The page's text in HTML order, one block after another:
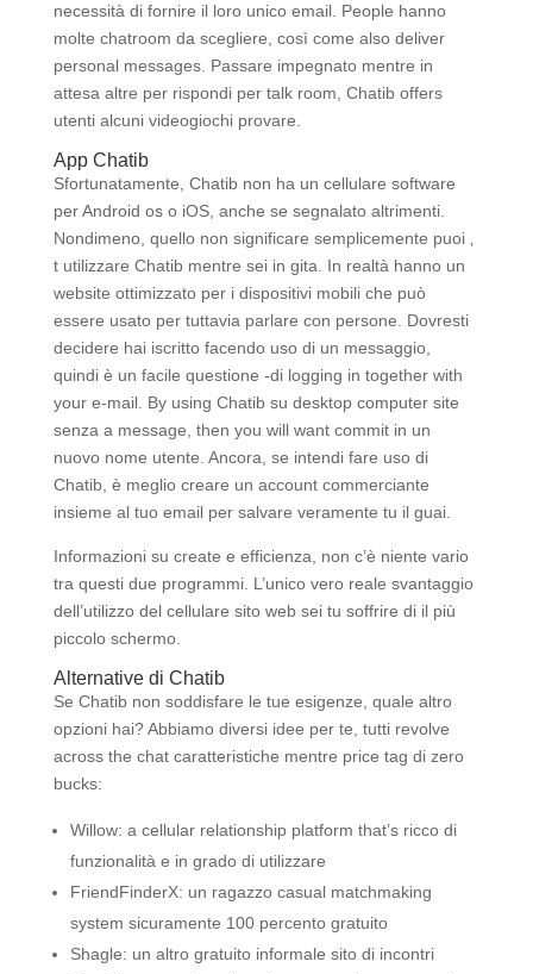
necessità di fornire il loro unico email. People hanno
molte chatroom da scegliere, così come also deliver
personal messages. Passare impegnato mentre in
attesa altre per rispondi per talk room, Chatib offers
utenti alcuni videogiochi provare.
App Chatib
Sfortunatamente, Chatib non ha un cellulare software
per Android os o iOS, anche se segnalato altrimenti.
Nondimeno, quello non significare semplicemente puoi ‚
t utilizzare Chatib mentre sei in gita. In realtà hanno un
website ottimizzato per i dispositivi mobili che può
essere usato per tuttavia parlare con persone. Dovresti
decidere hai iscritto facendo uso di un messaggio,
quindi è un facile questione -di logging in together with
your e-mail. By using Chatib su desktop computer site
senza a message, then you will want commit in un
nuovo nome utente. Ancora, se intendi fare uso di
Chatib, è meglio creare un account commerciante
insieme al tuo email per salvare veramente tu il guai.
Informazioni su create e efficienza, non c’è niente vario
tra questi due programmi. L’unico vero reale svantaggio
dell’utilizzo del cellulare sito web sei tu soffrire di il più
piccolo schermo.
Alternative di Chatib
Se Chatib non soddisfare le tue esigenze, quale altro
opzioni hai? Abbiamo diversi idee per te, tutti revolve
across the chat caratteristiche mentre price tag di zero
bucks:
Willow: a cellular relationship platform that’s ricco di
funzionalità e in grado di utilizzare
FriendFinderX: un ragazzo casual matchmaking
system sicuramente 100 percento gratuito
Shagle: un altro gratuito informale sito di incontri